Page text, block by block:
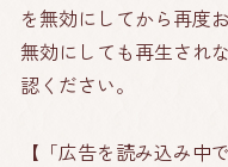
を無効にしてから再度
無効にしても再生され
認ください。
【「広告を読み込み中